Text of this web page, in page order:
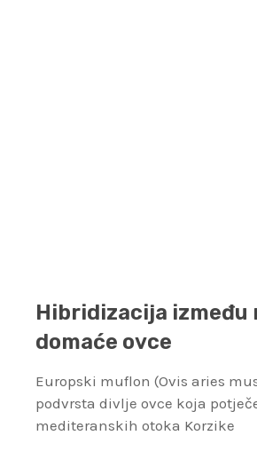
Hibridizacija između
domaće ovce
Europski muflon (Ovis aries
podvrsta divlje ovce koja
mediteranskih otoka Korzike